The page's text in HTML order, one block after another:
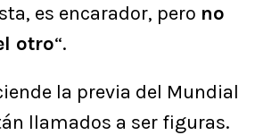
es encarador, pero no
otro“.
la previa del Mundial
llamados a ser figuras.